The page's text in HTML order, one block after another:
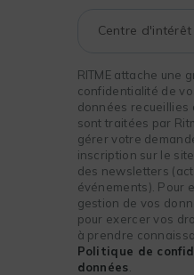
RITME attache une
confidentialité de
données recueillies
sont traitées par
gérer votre
inscription sur le
des newsletters
événements). Pour
gestion de vos
pour exercer vos
à prendre
Politique de
données